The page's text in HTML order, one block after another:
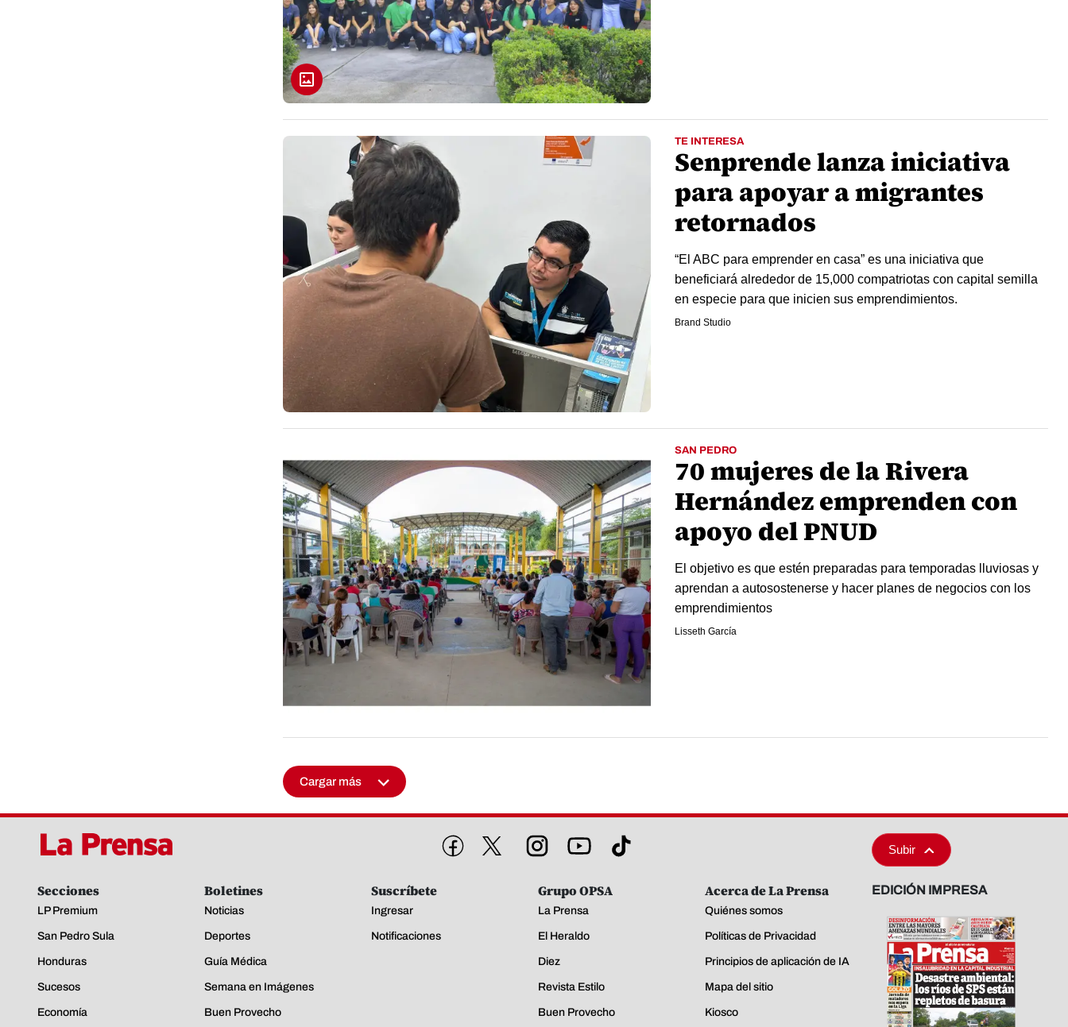
TE INTERESA
Senprende lanza iniciativa
para apoyar a migrantes
retornados
“El ABC para emprender en casa” es una iniciativa que
beneficiará alrededor de 15,000 compatriotas con capital semilla
en especie para que inicien sus emprendimientos.
Brand Studio
SAN PEDRO
70 mujeres de la Rivera
Hernández emprenden con
apoyo del PNUD
El objetivo es que estén preparadas para temporadas lluviosas y
aprendan a autosostenerse y hacer planes de negocios con los
emprendimientos
Lisseth García
Cargar más
Subir
Secciones
LP Premium
San Pedro Sula
Honduras
Sucesos
Economía
Boletines
Noticias
Deportes
Guía Médica
Semana en Imágenes
Buen Provecho
Suscríbete
Ingresar
Notificaciones
Grupo OPSA
La Prensa
El Heraldo
Diez
Revista Estilo
Buen Provecho
Acerca de La Prensa
Quiénes somos
Políticas de Privacidad
Principios de aplicación de IA
Mapa del sitio
Kiosco
EDICIÓN IMPRESA